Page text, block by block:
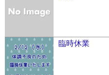
臨時休業